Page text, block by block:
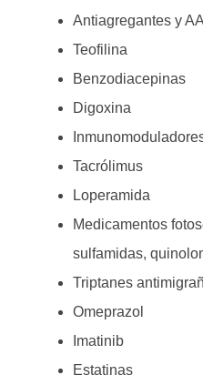
Antiagregantes y
Teofilina
Benzodiacepinas
Digoxina
Tacrólimus
Loperamida
Medicamentos
sulfamidas,
Triptanes
Omeprazol
Imatinib
Estatinas